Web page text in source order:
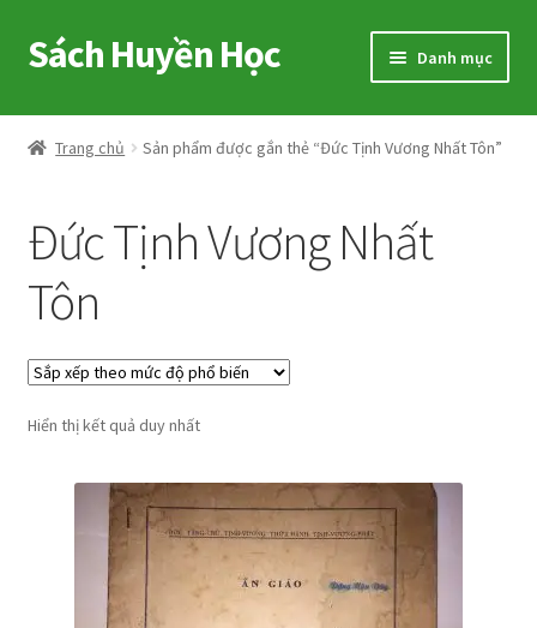
Đi
đến
hướng
Chuyển
đến
dung
Sách Huyền Học Danh mục
Home
Shop
Voucher
Hướng Dẫn
Cart
My account
Trang chủ Sản phẩm được gắn thẻ “Đức Tịnh Vương Nhất Tôn”
Đức Tịnh Vương Nhất
Tôn
Hiển thị kết quả duy nhất